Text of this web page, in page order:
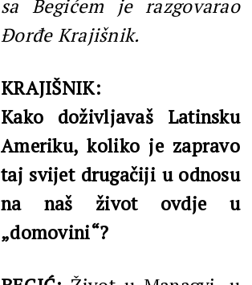
sa Begićem je razgovarao
Đorđe Krajišnik.
KRAJIŠNIK:
Kako doživljavaš Latinsku
Ameriku, koliko je zapravo
taj svijet drugačiji u odnosu
na naš život ovdje u
„domovini“?